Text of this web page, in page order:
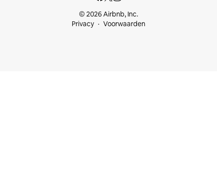
© 2026 Airbnb, Inc.
Privacy
Voorwaarden